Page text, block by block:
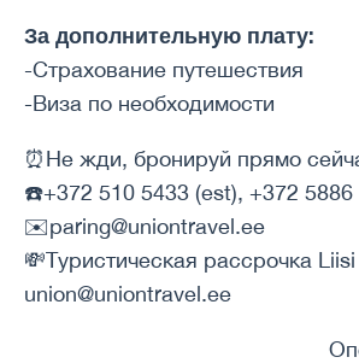
За дополнительную плату:
-Страхование путешествия
-Виза по необходимости
⏰Не жди, бронируй прямо
☎️+372 510 5433 (est), +372 5886
✉️paring@uniontravel.ee
💸Туристическая рассрочка Liisi
union@uniontravel.ee